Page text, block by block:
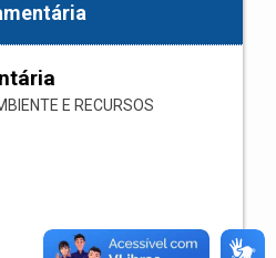
E RECURSOS